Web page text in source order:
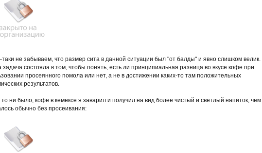
таки не забываем, что размер сита в данной ситуации был "от балды" и явно слишком велик.
состояла в том, чтобы понять, есть ли принципиальная разница во вкусе кофе при
просеянного помола или нет, а не в достижении каких-то там положительных
результатов.
то ни было, кофе в кемексе я заварил и получил на вид более чистый и светлый напиток, чем
обычно без просеивания: